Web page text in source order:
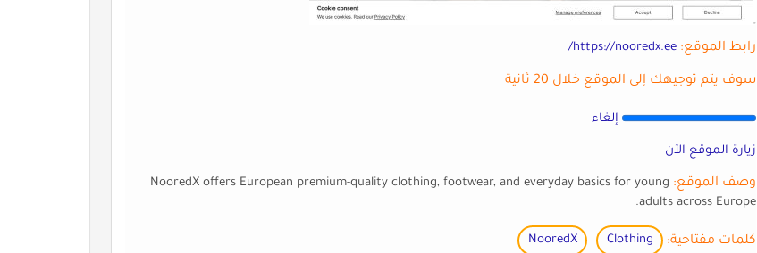
رابط الموقع: https://nooredx.ee/
سوف يتم توجيهك إلى الموقع خلال 20 ثانية
إلغاء
زيارة الموقع الآن
وصف الموقع: NooredX offers European premium-quality clothing, footwear, and everyday basics for young
adults across Europe.
كلمات مفتاحية: Clothing
NooredX